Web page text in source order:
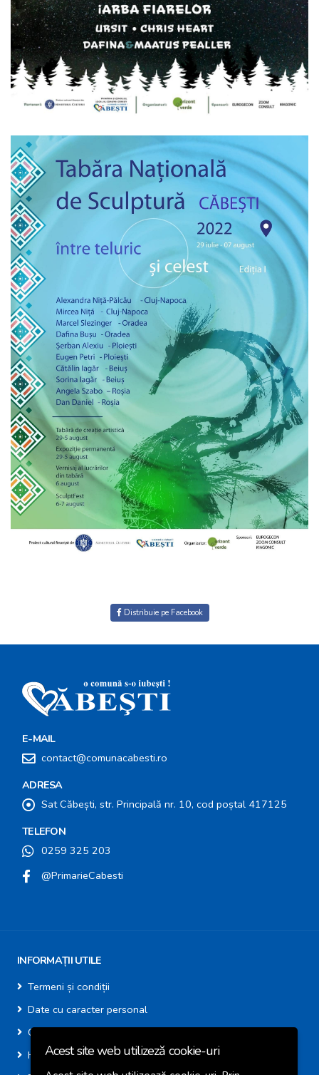
Distribuie pe Facebook
E-MAIL
contact@comunacabesti.ro
ADRESA
Sat Căbești, str. Principală nr. 10, cod poștal 417125
TELEFON
0259 325 203
@PrimarieCabesti
INFORMAȚII UTILE
Termeni și condiții
Date cu caracter personal
Cookie-uri
Harta site
Acest site web utilizeză cookie-uri